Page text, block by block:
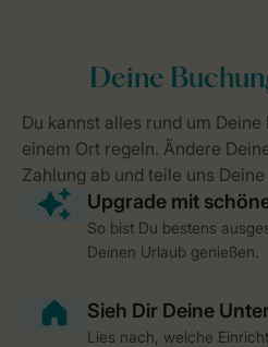
So bist Du bestens
Deinen Urlaub genießen.
Lies nach, welche